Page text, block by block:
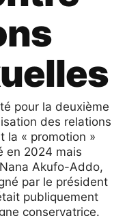
pour la deuxième
des relations
la « promotion »
en 2024 mais
Akufo-Addo,
par le président
publiquement
conservatrice.